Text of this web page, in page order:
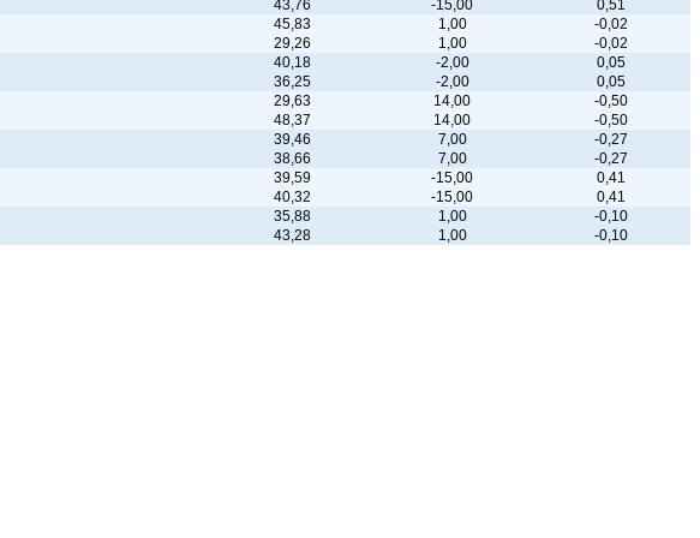
43,76 -15,00
0,51
45,83 1,00
-0,02
29,26 1,00
-0,02
40,18 -2,00
0,05
36,25 -2,00
0,05
29,63 14,00
-0,50
48,37 14,00
-0,50
39,46 7,00
-0,27
38,66 7,00
-0,27
39,59 -15,00
0,41
40,32 -15,00
0,41
35,88 1,00
-0,10
43,28 1,00 -0,10